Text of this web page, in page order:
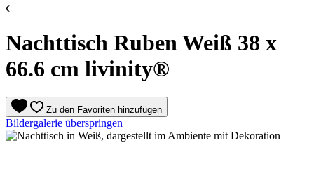
Nachttisch Ruben Weiß 38 x
66.6 cm livinity®
Zu den Favoriten hinzufügen
Bildergalerie überspringen